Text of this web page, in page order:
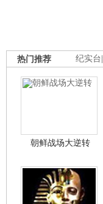
纪实台
热门推荐
朝鲜战场大逆转